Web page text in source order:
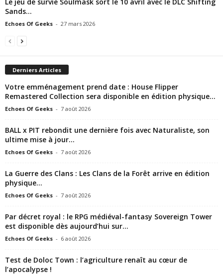
Sands...
Echoes Of Geeks - 27 mars 2026
Derniers Articles
Votre emménagement prend date : House Flipper
Remastered Collection sera disponible en édition physique...
Echoes Of Geeks - 7 août 2026
BALL x PIT rebondit une dernière fois avec Naturaliste, son
ultime mise à jour...
Echoes Of Geeks - 7 août 2026
La Guerre des Clans : Les Clans de la Forêt arrive en édition
physique...
Echoes Of Geeks - 7 août 2026
Par décret royal : le RPG médiéval-fantasy Sovereign Tower
est disponible dès aujourd’hui sur...
Echoes Of Geeks - 6 août 2026
Test de Doloc Town : l’agriculture renaît au cœur de
l’apocalypse !